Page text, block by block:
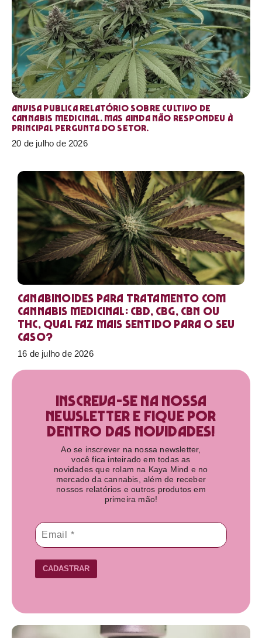
Anvisa publica relatório sobre cultivo de
Cannabis medicinal. Mas ainda não respondeu à
principal pergunta do setor.
20 de julho de 2026
Canabinoides para tratamento com
cannabis medicinal: CBD, CBG, CBN ou
THC, qual faz mais sentido para o seu
caso?
16 de julho de 2026
Inscreva-se na nossa
newsletter e fique por
dentro das novidades!​
Ao se inscrever na nossa newsletter,
você fica inteirado em todas as
novidades que rolam na Kaya Mind e no
mercado da cannabis, além de receber
nossos relatórios e outros produtos em
primeira mão!
CADASTRAR